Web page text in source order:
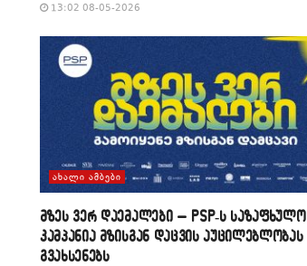
13:02 08-05-2026
ᲐᲮᲐᲚᲘ ᲐᲛᲑᲔᲑᲘ
მზეს ვერ დაემალები – PSP-ს საზაფხულო
კამპანია მზისგან დაცვის აუცილებლობას
გვახსენებს